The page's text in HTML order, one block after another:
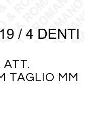
ATT.
TAGLIO MM